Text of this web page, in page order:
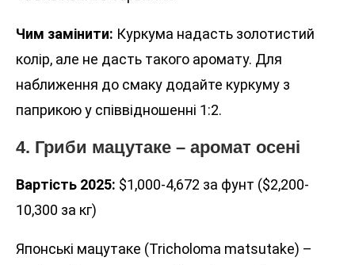
Чим замінити: Куркума надасть золотистий
колір, але не дасть такого аромату. Для
наближення до смаку додайте куркуму з
паприкою у співвідношенні 1:2.
4. Гриби мацутаке – аромат осені
Вартість 2025: $1,000-4,672 за фунт ($2,200-
10,300 за кг)
Японські мацутаке (Tricholoma matsutake) –